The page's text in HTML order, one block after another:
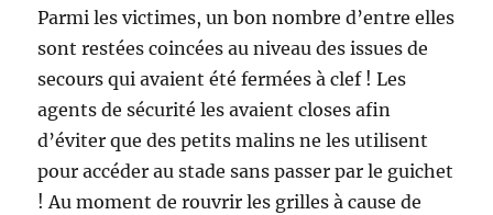
Parmi les victimes, un bon nombre d’entre elles
sont restées coincées au niveau des issues de
secours qui avaient été fermées à clef ! Les
agents de sécurité les avaient closes afin
d’éviter que des petits malins ne les utilisent
pour accéder au stade sans passer par le guichet
! Au moment de rouvrir les grilles à cause de